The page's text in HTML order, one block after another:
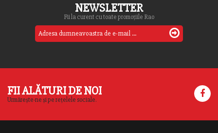
NEWSLETTER
Fii la curent cu toate promoțiile Rao
FII ALĂTURI DE NOI
Urmărește-ne și pe rețelele sociale.